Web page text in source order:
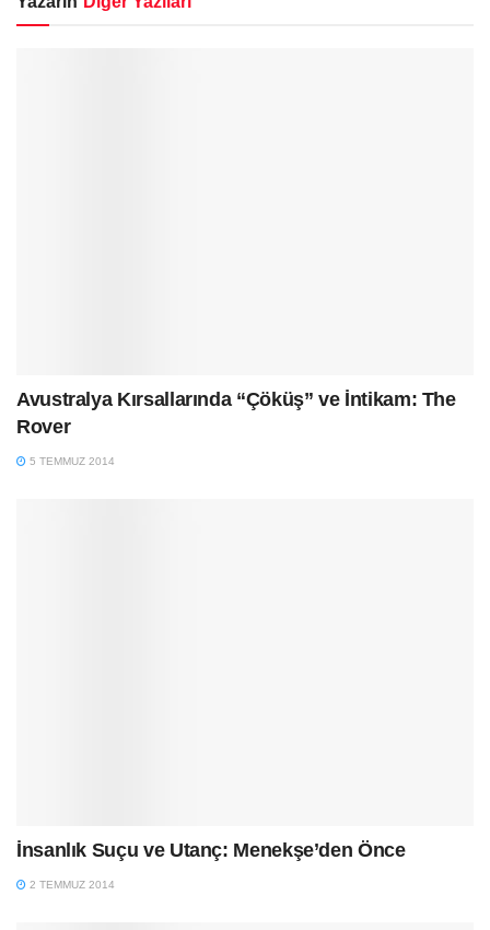
Avustralya Kırsallarında “Çöküş” ve İntikam: The
Rover
5 TEMMUZ 2014
İnsanlık Suçu ve Utanç: Menekşe’den Önce
2 TEMMUZ 2014